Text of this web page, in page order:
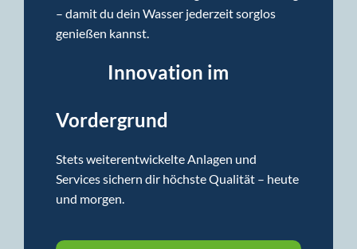
– damit du dein Wasser jederzeit sorglos
genießen kannst.
Innovation im
Vordergrund
Stets weiterentwickelte Anlagen und
Services sichern dir höchste Qualität – heute
und morgen.